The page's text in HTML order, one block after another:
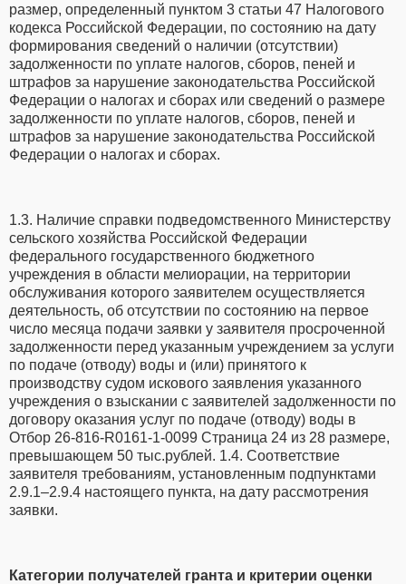
размер, определенный пунктом 3 статьи 47 Налогового
кодекса Российской Федерации, по состоянию на дату
формирования сведений о наличии (отсутствии)
задолженности по уплате налогов, сборов, пеней и
штрафов за нарушение законодательства Российской
Федерации о налогах и сборах или сведений о размере
задолженности по уплате налогов, сборов, пеней и
штрафов за нарушение законодательства Российской
Федерации о налогах и сборах.
1.3. Наличие справки подведомственного Министерству
сельского хозяйства Российской Федерации
федерального государственного бюджетного
учреждения в области мелиорации, на территории
обслуживания которого заявителем осуществляется
деятельность, об отсутствии по состоянию на первое
число месяца подачи заявки у заявителя просроченной
задолженности перед указанным учреждением за услуги
по подаче (отводу) воды и (или) принятого к
производству судом искового заявления указанного
учреждения о взыскании с заявителей задолженности по
договору оказания услуг по подаче (отводу) воды в
Отбор 26-816-R0161-1-0099 Страница 24 из 28 размере,
превышающем 50 тыс.рублей. 1.4. Соответствие
заявителя требованиям, установленным подпунктами
2.9.1–2.9.4 настоящего пункта, на дату рассмотрения
заявки.
Категории получателей гранта и критерии оценки